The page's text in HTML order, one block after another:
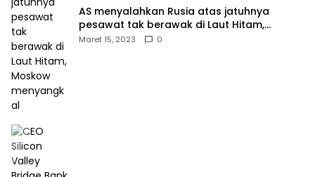
AS menyalahkan Rusia atas jatuhnya
pesawat tak berawak di Laut Hitam,
Moskow menyangkal
Maret 15, 2023 0